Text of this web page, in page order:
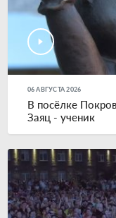
06 АВГУСТА 2026
В посёлке
Заяц - ученик